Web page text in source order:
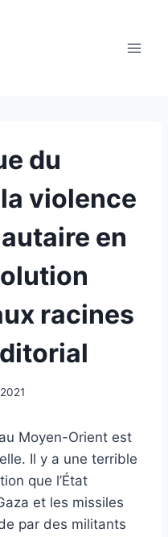
du
violence
en
racines
Moyen-Orient est
Il y a une terrible
que l’État
et les missiles
par des militants